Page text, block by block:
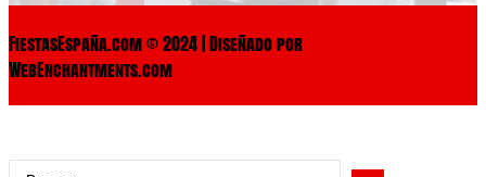
FiestasEspaña.com © 2024 | Diseñado por
WebEnchantments.com